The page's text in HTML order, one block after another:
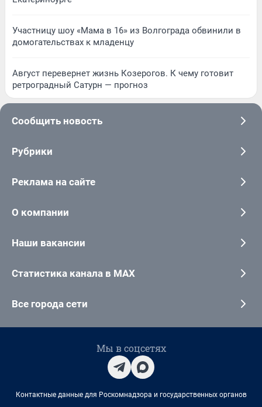
Участницу шоу «Мама в 16» из Волгограда обвинили в
домогательствах к младенцу
Август перевернет жизнь Козерогов. К чему готовит
ретроградный Сатурн — прогноз
Сообщить новость
Рубрики
Реклама на сайте
О компании
Наши вакансии
Статистика канала в MAX
Все города сети
Мы в соцсетях
Контактные данные для Роскомнадзора и государственных органов